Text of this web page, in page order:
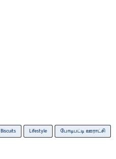
Biscuits Lifestyle போடிபட்டி ஊராட்சி